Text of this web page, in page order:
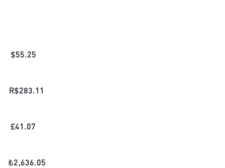
$55.25
R$283.11
£41.07
₺2,636.05